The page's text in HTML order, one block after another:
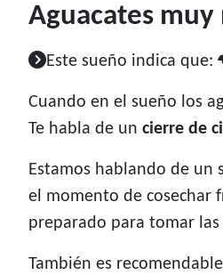
Aguacates
Este sueño indica que:
Cuando en el sueño los
Te habla de un cierre de
Estamos hablando de un
el momento de cosechar
preparado para tomar
También es